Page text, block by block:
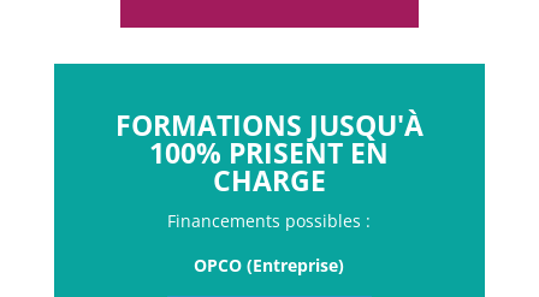
FORMATIONS JUSQU'À
100% PRISENT EN
CHARGE
Financements possibles :
OPCO (Entreprise)